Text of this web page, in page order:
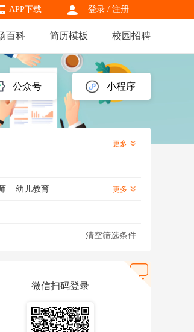
登录 / 注册
APP下载
APP下载
百科 简历模板 校园招聘
公众号 小程序
更多
幼儿教育
更多
清空筛选条件
微信扫码登录